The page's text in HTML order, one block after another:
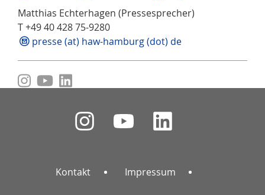
Matthias Echterhagen (Pressesprecher)
T +49 40 428 75-9280
presse (at) haw-hamburg (dot) de
Kontakt Impressum